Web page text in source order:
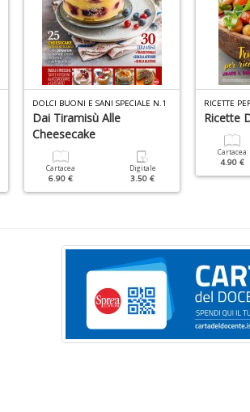
DOLCI BUONI E SANI SPECIALE N.1
Dai Tiramisù Alle
Cheesecake
Cartacea
6.90 €
Digitale
3.50 €
Ricette
Cartacea
4.90 €